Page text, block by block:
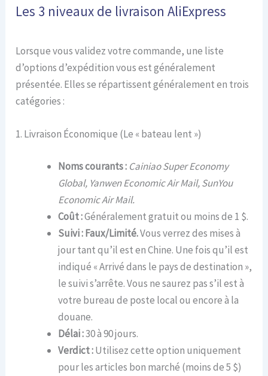
Les 3 niveaux de livraison AliExpress
Lorsque vous validez votre commande, une liste
d’options d’expédition vous est généralement
présentée. Elles se répartissent généralement en trois
catégories :
1. Livraison Économique (Le « bateau lent »)
Noms courants : Cainiao Super Economy
Global, Yanwen Economic Air Mail, SunYou
Economic Air Mail.
Coût :Généralement gratuit ou moins de 1 $.
Suivi :Faux/Limité.Vous verrez des mises à
jour tant qu’il est en Chine. Une fois qu’il est
indiqué « Arrivé dans le pays de destination »,
le suivi s’arrête. Vous ne saurez pas s’il est à
votre bureau de poste local ou encore à la
douane.
Délai :30 à 90 jours.
Verdict :Utilisez cette option uniquement
pour les articles bon marché (moins de 5 $)